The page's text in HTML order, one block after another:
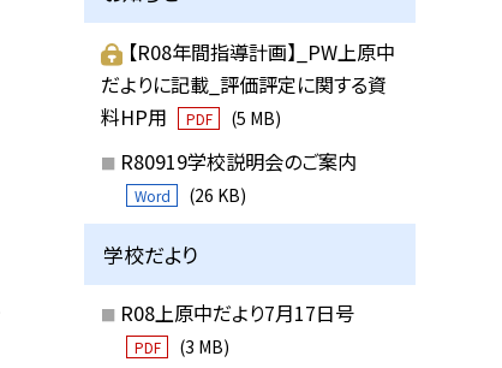
【R08年間指導計画】_PW上原中
だよりに記載_評価評定に関する資
料HP用
PDF (5 MB)
R80919学校説明会のご案内
Word (26 KB)
学校だより
R08上原中だより7月17日号
PDF (3 MB)